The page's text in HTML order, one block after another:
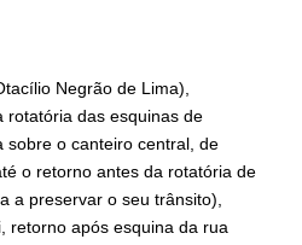
Negrão de Lima),
rotatória das esquinas de
sobre o canteiro central, de
o retorno antes da rotatória de
a preservar o seu trânsito),
retorno após esquina da rua